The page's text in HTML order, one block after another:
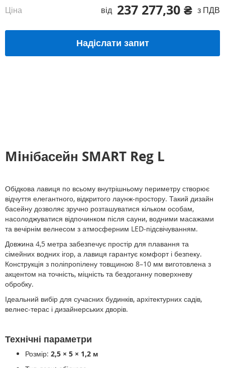
237 277,30 ₴ з ПДВ
Ціна від
Надіслати запит
Miнібасейн SMART Reg L
Обідкова лавиця по всьому внутрішньому периметру створює
відчуття елегантного, відкритого лаунж-простору. Такий дизайн
басейну дозволяє зручно розташуватися кільком особам,
насолоджуватися відпочинком після сауни, водними масажами
та вечірнім велнесом з атмосферним LED-підсвічуванням.
Довжина 4,5 метра забезпечує простір для плавання та
сімейних водних ігор, а лавиця гарантує комфорт і безпеку.
Конструкція з поліпропілену товщиною 8–10 мм виготовлена з
акцентом на точність, міцність та бездоганну поверхневу
обробку.
Ідеальний вибір для сучасних будинків, архітектурних садів,
велнес-терас і дизайнерських дворів.
Технічні параметри
Розмір: 2,5 × 5 × 1,2 м